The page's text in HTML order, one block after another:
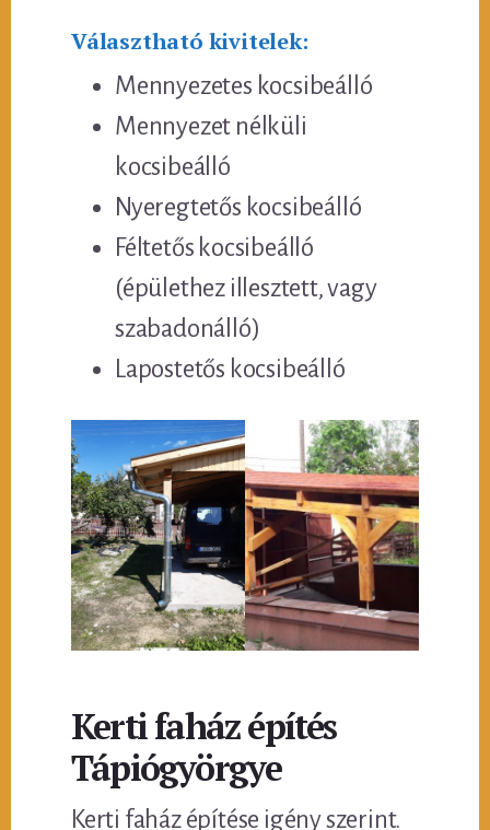
Választható kivitelek:
Mennyezetes kocsibeálló
Mennyezet nélküli
kocsibeálló
Nyeregtetős kocsibeálló
Féltetős kocsibeálló
(épülethez illesztett, vagy
szabadonálló)
Lapostetős kocsibeálló
Kerti faház építés
Tápiógyörgye
Kerti faház építése igény szerint.